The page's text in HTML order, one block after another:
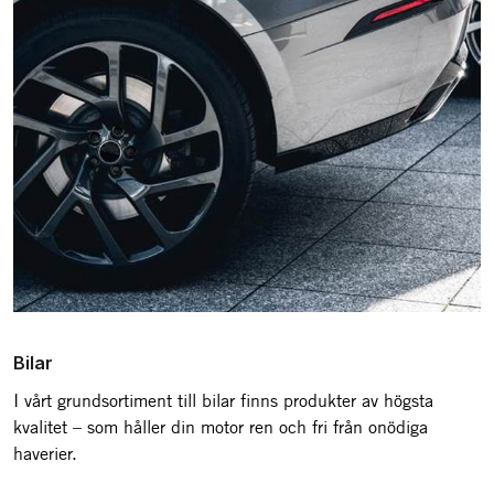
Bilar
I vårt grundsortiment till bilar finns produkter av högsta
kvalitet – som håller din motor ren och fri från onödiga
haverier.